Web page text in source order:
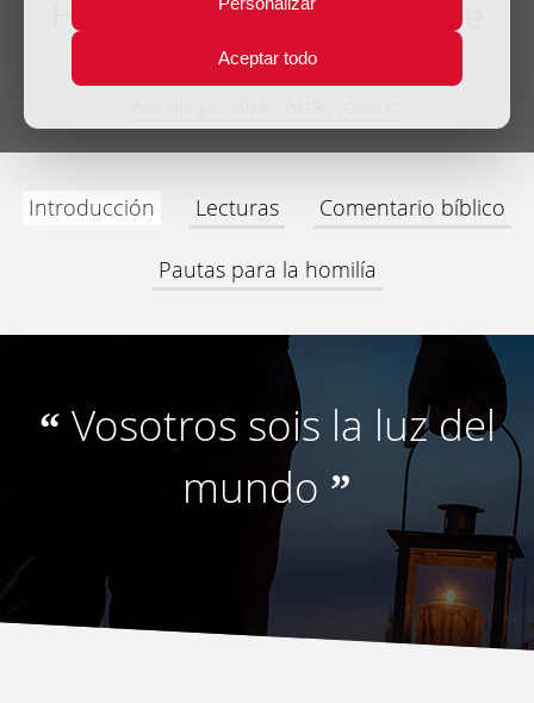
Aceptar todo
Homilía Santo Domingo de
Guzmán
Introducción Lecturas Comentario bíblico
Pautas para la homilía
“ Vosotros sois la luz del
mundo ”